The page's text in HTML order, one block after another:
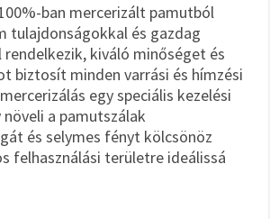
ban mercerizált pamutból
tulajdonságokkal és gazdag
kiváló minőséget és
biztosít minden varrási és hímzési
egy speciális kezelési
a pamutszálak
és selymes fényt kölcsönöz
felhasználási területre ideálissá